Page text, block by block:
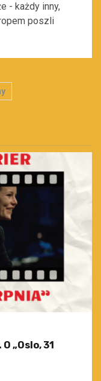
- każdy inny,
poszli
„Oslo, 31